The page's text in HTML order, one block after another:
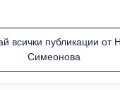
всички публикации от
Симеонова